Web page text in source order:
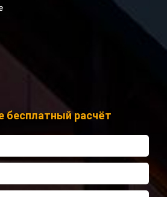
бесплатный расчёт